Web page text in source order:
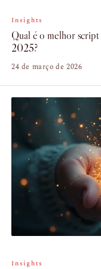
Insights
Qual é o melhor
2025?
24 de março de 2026
Insights